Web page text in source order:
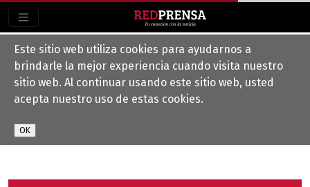
Este sitio web utiliza cookies para ayudarnos a
brindarle la mejor experiencia cuando visita nuestro
sitio web. Al continuar usando este sitio web, usted
acepta nuestro uso de estas cookies.